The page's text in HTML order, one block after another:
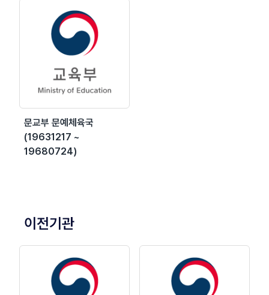
문교부 문예체육국
(19631217 ~
19680724)
이전기관